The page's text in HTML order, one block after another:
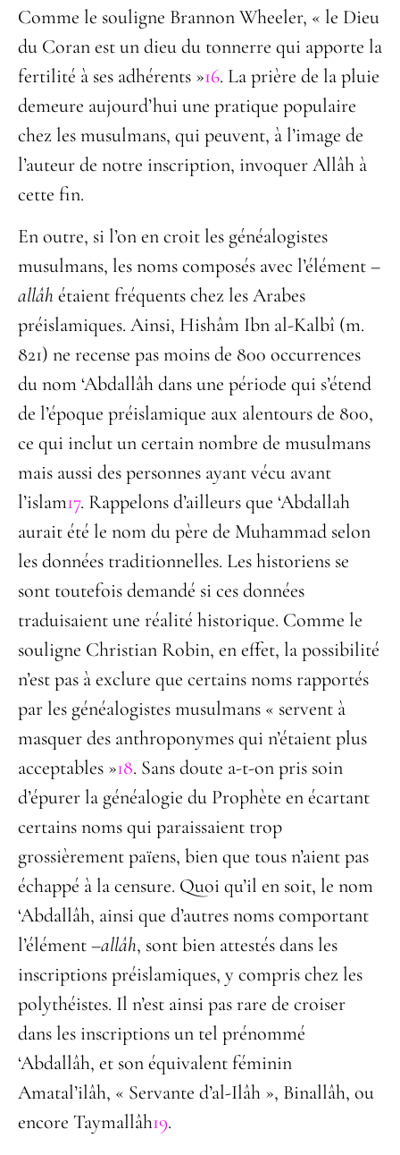
Comme le souligne Brannon Wheeler, « le Dieu
du Coran est un dieu du tonnerre qui apporte la
fertilité à ses adhérents »16. La prière de la pluie
demeure aujourd’hui une pratique populaire
chez les musulmans, qui peuvent, à l’image de
l’auteur de notre inscription, invoquer Allâh à
cette fin.
En outre, si l’on en croit les généalogistes
musulmans, les noms composés avec l’élément –
allâhétaient fréquents chez les Arabes
préislamiques. Ainsi, Hishâm Ibn al-Kalbî (m.
821) ne recense pas moins de 800 occurrences
du nom ‘Abdallâh dans une période qui s’étend
de l’époque préislamique aux alentours de 800,
ce qui inclut un certain nombre de musulmans
mais aussi des personnes ayant vécu avant
l’islam17. Rappelons d’ailleurs que ‘Abdallah
aurait été le nom du père de Muhammad selon
les données traditionnelles. Les historiens se
sont toutefois demandé si ces données
traduisaient une réalité historique. Comme le
souligne Christian Robin, en effet, la possibilité
n’est pas à exclure que certains noms rapportés
par les généalogistes musulmans « servent à
masquer des anthroponymes qui n’étaient plus
acceptables »18. Sans doute a-t-on pris soin
d’épurer la généalogie du Prophète en écartant
certains noms qui paraissaient trop
grossièrement païens, bien que tous n’aient pas
échappé à la censure. Quoi qu’il en soit, le nom
‘Abdallâh, ainsi que d’autres noms comportant
l’élément –allâh, sont bien attestés dans les
inscriptions préislamiques, y compris chez les
polythéistes. Il n’est ainsi pas rare de croiser
dans les inscriptions un tel prénommé
‘Abdallâh, et son équivalent féminin
Amatal’ilâh, « Servante d’al-Ilâh », Binallâh, ou
encore Taymallâh19.